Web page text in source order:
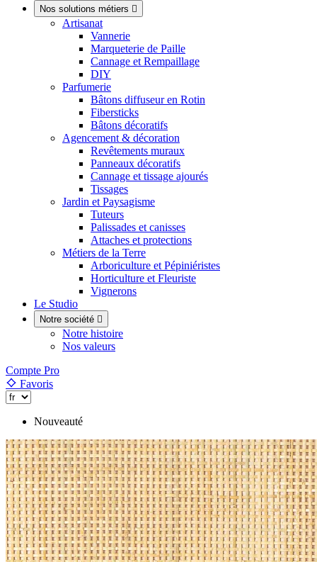
Nos solutions métiers 
Artisanat
Vannerie
Marqueterie de Paille
Cannage et Rempaillage
DIY
Parfumerie
Bâtons diffuseur en Rotin
Fibersticks
Bâtons décoratifs
Agencement & décoration
Revêtements muraux
Panneaux décoratifs
Cannage et tissage ajourés
Tissages
Jardin et Paysagisme
Tuteurs
Palissades et canisses
Attaches et protections
Métiers de la Terre
Arboriculture et Pépiniéristes
Horticulture et Fleuriste
Vignerons
Le Studio
Notre société 
Notre histoire
Nos valeurs
Compte Pro
Favoris
Nouveauté